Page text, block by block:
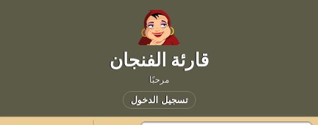
قارئة الفنجان
مرحبًا
تسجيل الدخول